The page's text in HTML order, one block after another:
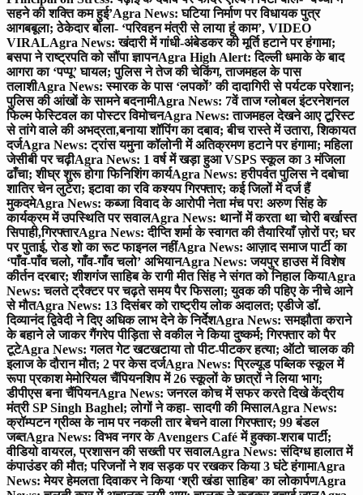
सहने की शक्ति कम हुई’Agra News: घटिया निर्माण पर विधायक पुत्र
आगबबूला; ठेकेदार बोला- ‘परिवहन मंत्री से लाया हूं काम’, VIDEO
VIRALAgra News: खंदारी में गांधी-अंबेडकर की मूर्ति हटाने पर हंगामा;
बसपा ने राष्ट्रपति को सौंपा ज्ञापनAgra High Alert: दिल्ली धमाके के बाद
आगरा का ‘पप्पू’ घायल; पुलिस ने तेज की चेकिंग, ताजमहल के पास
तलाशीAgra News: स्मारक के पास ‘लपकों’ की दादागिरी से पर्यटक परेशान;
पुलिस की आंखों के सामने बदनामीAgra News: 7वें ताज ग्लोबल इंटरनेशनल
फिल्म फेस्टिवल का पोस्टर विमोचनAgra News: ताजमहल देखने आए टूरिस्ट
से तांगे वाले की अभद्रता,बनाया शॉपिंग का दबाव; बीच रास्ते में उतारा, शिकायत
दर्जAgra News: ट्रांस यमुना कॉलोनी में अतिक्रमण हटाने पर हंगामा; महिला
जेसीबी पर चढ़ीAgra News: 1 वर्ष में खड़ा हुआ VSPS स्कूल का 3 मंजिला
ढाँचा; शीघ्र शुरू होगा फिनिशिंग कार्यAgra News: हरीपर्वत पुलिस ने दबोचा
शातिर चेन लुटेरा; इटावा का रवि कश्यप गिरफ्तार; कई जिलों में दर्ज हैं
मुकदमेAgra News: कब्जा विवाद के आरोपी नेता मंच पर! अरुण सिंह के
कार्यक्रम में उपस्थिति पर सवालAgra News: थानों में करता था चोरी बर्खास्त
सिपाही,गिरफ्तारAgra News: दीप्ति शर्मा के स्वागत की तैयारियाँ ज़ोरों पर; घर
पर पुताई, रोड शो का रूट फाइनल नहींAgra News: आज़ाद समाज पार्टी का
‘पाँव-पाँव चलो, गाँव-गाँव चलो’ अभियानAgra News: जयपुर हाउस में विशेष
कीर्तन दरबार; शीशगंज साहिब के रागी मीत सिंह ने संगत को निहाल कियाAgra
News: चलते ट्रैक्टर पर चढ़ते समय पैर फिसला; युवक की पहिए के नीचे आने
से मौतAgra News: 13 दिसंबर को राष्ट्रीय लोक अदालत; एडीजे डॉ.
दिव्यानंद द्विवेदी ने दिए अधिक लाभ देने के निर्देशAgra News: समझौता कराने
के बहाने ले जाकर गैंगरेप पीड़िता से वकील ने किया दुष्कर्म; गिरफ्तार को पैर
टूटेAgra News: गलत गेट खटखटाया तो पीट-पीटकर हत्या; ऑटो चालक की
इलाज के दौरान मौत; 2 पर केस दर्जAgra News: प्रिल्यूड पब्लिक स्कूल में
रूपा प्रकाश मेमोरियल चैंपियनशिप में 26 स्कूलों के छात्रों ने लिया भाग;
डीपीएस बना चैंपियनAgra News: जनरल कोच में सफर करते दिखे केंद्रीय
मंत्री SP Singh Baghel; लोगों ने कहा- सादगी की मिसालAgra News:
क्रॉम्पटन ग्रीव्स के नाम पर नकली तार बेचने वाला गिरफ्तार; 99 बंडल
जब्तAgra News: विभव नगर के Avengers Café में हुक्का-शराब पार्टी;
वीडियो वायरल, प्रशासन की सख्ती पर सवालAgra News: संदिग्ध हालात में
कंपाउंडर की मौत; परिजनों ने शव सड़क पर रखकर किया 3 घंटे हंगामाAgra
News: मेयर हेमलता दिवाकर ने किया ‘श्री खंडा साहिब’ का लोकार्पणAgra